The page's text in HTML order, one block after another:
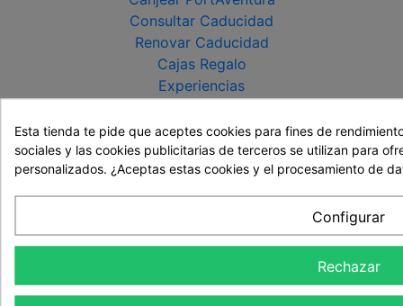
Consultar Caducidad
Renovar Caducidad
Cajas Regalo
Experiencias
Tengo una Caja Regalo NJOY
Regalos para bebés
Regalos para mamá
Esta tienda te pide que aceptes cookies para fines de
sociales y las cookies publicitarias de terceros se utilizan para
personalizados. ¿Aceptas estas cookies y el procesamiento de
Configurar
Rechazar